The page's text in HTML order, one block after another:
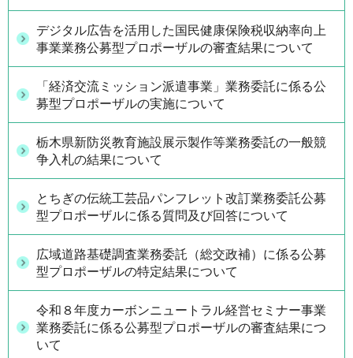
デジタル広告を活用した国民健康保険税収納率向上
事業業務公募型プロポーザルの審査結果について
「経済交流ミッション派遣事業」業務委託に係る公
募型プロポーザルの実施について
栃木県新防災教育施設展示製作等業務委託の一般競
争入札の結果について
とちぎの伝統工芸品パンフレット改訂業務委託公募
型プロポーザルに係る質問及び回答について
広域道路基礎調査業務委託（総交政補）に係る公募
型プロポーザルの特定結果について
令和８年度カーボンニュートラル経営セミナー事業
業務委託に係る公募型プロポーザルの審査結果につ
いて